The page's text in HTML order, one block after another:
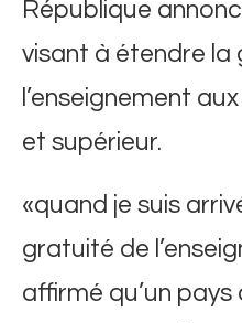
République
visant à étendre la
l’enseignement
et supérieur.
«quand je suis
gratuité de
affirmé qu’un